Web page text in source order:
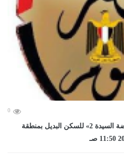
0
رئيس الوزراء يتفقد مشروع «روضة السيدة 2» للسكن البديل بمنطقة